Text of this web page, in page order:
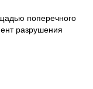
поперечного
разрушения